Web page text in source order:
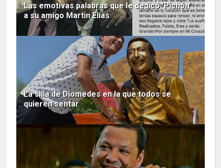
Las emotivas palabras que le dedicó ‘Pichón’
a su amigo Martin Elías
La silla de Diomedes en la que todos se
quieren sentar